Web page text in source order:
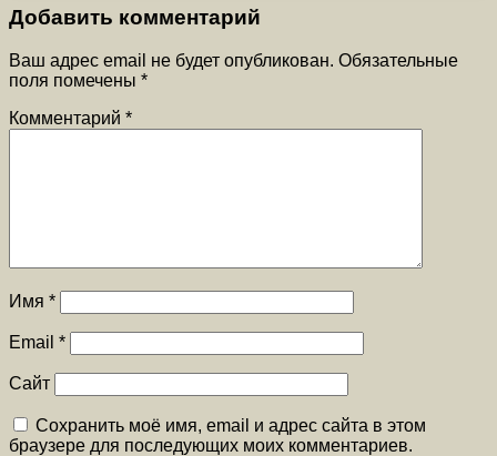
Добавить комментарий
Ваш адрес email не будет опубликован. Обязательные
поля помечены *
Комментарий *
Имя *
Email *
Сайт
Сохранить моё имя, email и адрес сайта в этом
браузере для последующих моих комментариев.